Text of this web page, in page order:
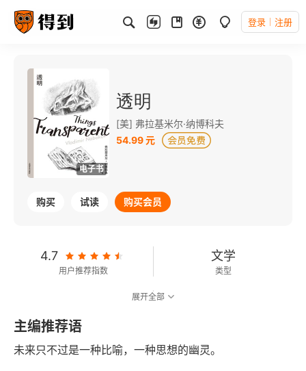
登录 注册
电子书
透明
[美] 弗拉基米尔·纳博科夫
54.99 元
购买 试读 购买会员
4.7
用户推荐指数
文学
类型
56千字
字数
2022-03-01
发行日期
展开全部
主编推荐语
未来只不过是一种比喻，一种思想的幽灵。